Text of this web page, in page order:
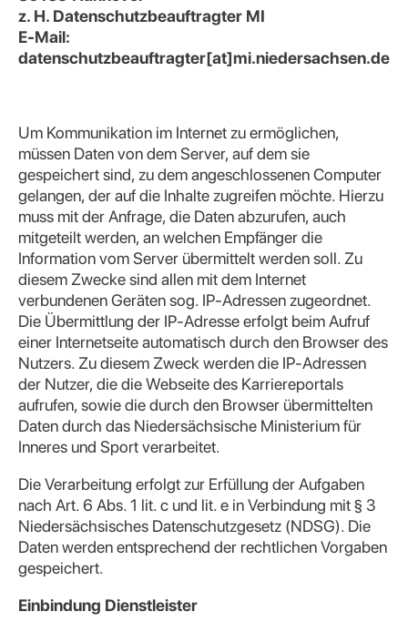
z. H. Datenschutzbeauftragter MI
E-Mail:
datenschutzbeauftragter[at]mi.niedersachsen.de
Um Kommunikation im Internet zu ermöglichen,
müssen Daten von dem Server, auf dem sie
gespeichert sind, zu dem angeschlossenen Computer
gelangen, der auf die Inhalte zugreifen möchte. Hierzu
muss mit der Anfrage, die Daten abzurufen, auch
mitgeteilt werden, an welchen Empfänger die
Information vom Server übermittelt werden soll. Zu
diesem Zwecke sind allen mit dem Internet
verbundenen Geräten sog. IP-Adressen zugeordnet.
Die Übermittlung der IP-Adresse erfolgt beim Aufruf
einer Internetseite automatisch durch den Browser des
Nutzers. Zu diesem Zweck werden die IP-Adressen
der Nutzer, die die Webseite des Karriereportals
aufrufen, sowie die durch den Browser übermittelten
Daten durch das Niedersächsische Ministerium für
Inneres und Sport verarbeitet.
Die Verarbeitung erfolgt zur Erfüllung der Aufgaben
nach Art. 6 Abs. 1 lit. c und lit. e in Verbindung mit § 3
Niedersächsisches Datenschutzgesetz (NDSG). Die
Daten werden entsprechend der rechtlichen Vorgaben
gespeichert.
Einbindung Dienstleister